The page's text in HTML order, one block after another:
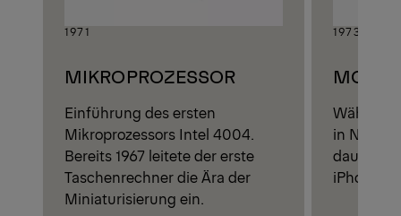
1971
MIKROPROZESSOR
Einführung des ersten
Mikroprozessors Intel 4004.
Bereits 1967 leitete der erste
Taschenrechner die Ära der
Miniaturisierung ein.
1973
Während
in New
dauert
iPhone